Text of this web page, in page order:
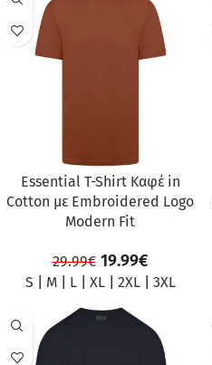
ΠΡΟΣΦΟΡΆ
Essential T-Shirt Καφέ in
Cotton με Embroidered Logo
Modern Fit
29.99€ 19.99€
S M| L| XL| 2XL| 3XL
ΠΡΟΣΦΟΡΆ